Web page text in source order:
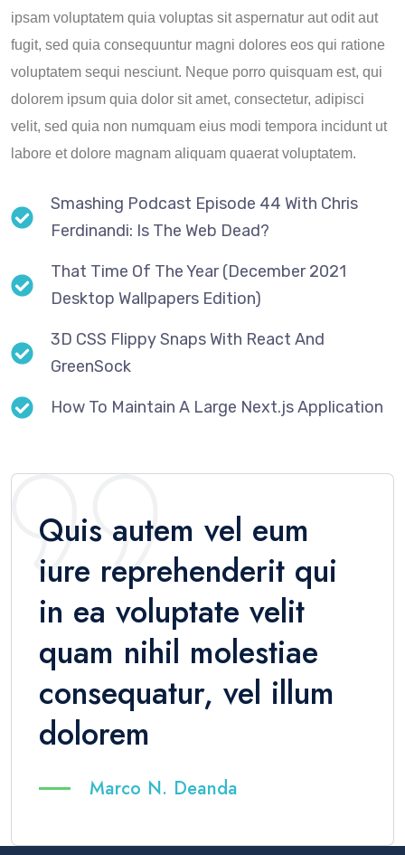
ipsam voluptatem quia voluptas sit aspernatur aut odit aut
fugit, sed quia consequuntur magni dolores eos qui ratione
voluptatem sequi nesciunt. Neque porro quisquam est, qui
dolorem ipsum quia dolor sit amet, consectetur, adipisci
velit, sed quia non numquam eius modi tempora incidunt ut
labore et dolore magnam aliquam quaerat voluptatem.
Smashing Podcast Episode 44 With Chris
Ferdinandi: Is The Web Dead?
That Time Of The Year (December 2021
Desktop Wallpapers Edition)
3D CSS Flippy Snaps With React And
GreenSock
How To Maintain A Large Next.js Application
Quis autem vel eum
iure reprehenderit qui
in ea voluptate velit
quam nihil molestiae
consequatur, vel illum
dolorem
Marco N. Deanda